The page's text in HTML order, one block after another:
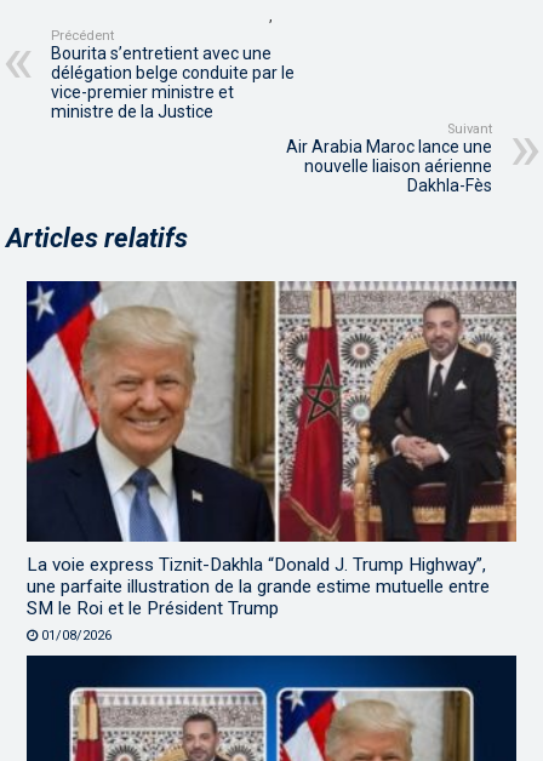
,
Précédent
Bourita s’entretient avec une
délégation belge conduite par le
vice-premier ministre et
ministre de la Justice
Suivant
Air Arabia Maroc lance une
nouvelle liaison aérienne
Dakhla-Fès
Articles relatifs
La voie express Tiznit-Dakhla “Donald J. Trump Highway”,
une parfaite illustration de la grande estime mutuelle entre
SM le Roi et le Président Trump
01/08/2026